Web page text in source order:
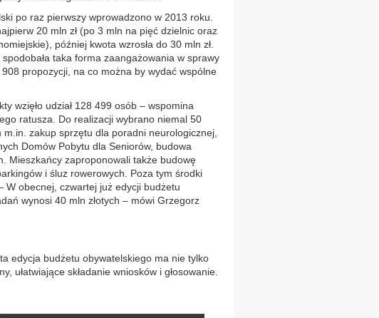
po raz pierwszy wprowadzono w 2013 roku.
20 mln zł (po 3 mln na pięć dzielnic oraz
później kwota wzrosła do 30 mln zł.
taka forma zaangażowania w sprawy
908 propozycji, na co można by wydać wspólne
wzięło udział 128 499 osób – wspomina
ratusza. Do realizacji wybrano niemal 50
m.in. zakup sprzętu dla poradni neurologicznej,
Domów Pobytu dla Seniorów, budowa
Mieszkańcy zaproponowali także budowę
i śluz rowerowych. Poza tym środki
obecnej, czwartej już edycji budżetu
wynosi 40 mln złotych – mówi Grzegorz
edycja budżetu obywatelskiego ma nie tylko
ułatwiające składanie wniosków i głosowanie.